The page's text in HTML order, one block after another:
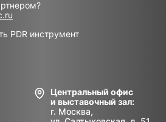
PDR инструмент
Центральный офис
и выставочный зал:
г. Москва,